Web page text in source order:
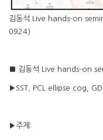
김동석 Live hands-on
0924)
■ 김동석 Live hands-on
▶SST, PCL ellipse cog,
▶주제: